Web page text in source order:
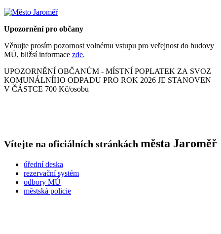
Upozornění pro občany
Věnujte prosím pozornost volnému vstupu pro veřejnost do budovy
MÚ, bližsí informace zde.
UPOZORNĚNÍ OBČANŮM - MÍSTNÍ POPLATEK ZA SVOZ
KOMUNÁLNÍHO ODPADU PRO ROK 2026 JE STANOVEN
V ČÁSTCE 700 Kč/osobu
Vítejte na oficiálních stránkách města Jaroměř
úřední deska
rezervační systém
odbory MÚ
městská policie